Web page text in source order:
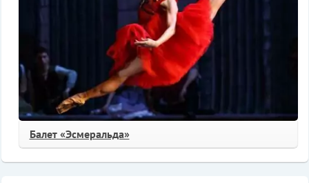
Балет «Эсмеральда»